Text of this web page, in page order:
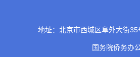
地址：北京市西城区阜外大街
国务院侨务